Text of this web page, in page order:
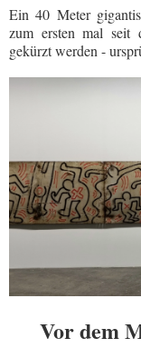
Ein 40 Meter
zum ersten mal seit
gekürzt werden -
Vor dem